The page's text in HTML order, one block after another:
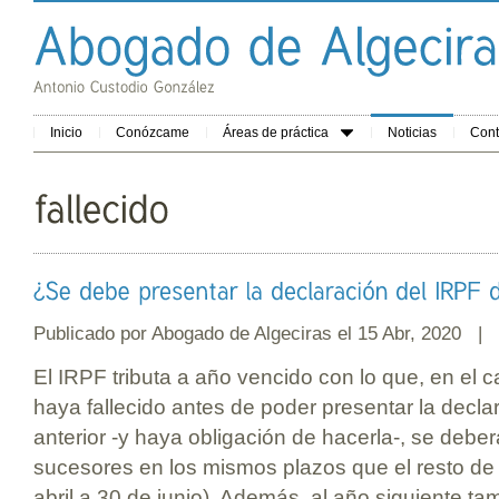
Inicio Conózcame Áreas de práctica Noticias
Publicado por Abogado de Algeciras el 15 Abr, 2020 |
El IRPF tributa a año vencido con lo que, en el
haya fallecido antes de poder presentar la
anterior -y haya obligación de hacerla-, se
sucesores en los mismos plazos que el resto